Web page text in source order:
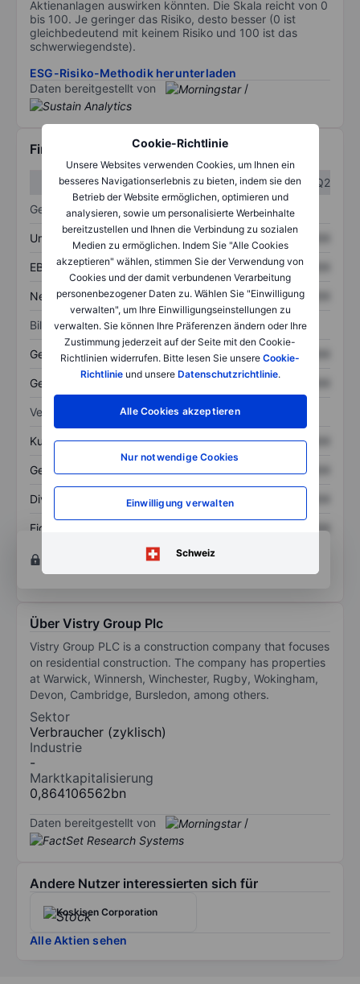
Cookie-Richtlinie
Unsere Websites verwenden Cookies, um Ihnen ein
besseres Navigationserlebnis zu bieten, indem sie den
Betrieb der Website ermöglichen, optimieren und
analysieren, sowie um personalisierte Werbeinhalte
bereitzustellen und Ihnen die Verbindung zu sozialen
Medien zu ermöglichen. Indem Sie "Alle Cookies
akzeptieren" wählen, stimmen Sie der Verwendung von
Cookies und der damit verbundenen Verarbeitung
personenbezogener Daten zu. Wählen Sie "Einwilligung
verwalten", um Ihre Einwilligungseinstellungen zu
verwalten. Sie können Ihre Präferenzen ändern oder Ihre
Zustimmung jederzeit auf der Seite mit den Cookie-
Richtlinien widerrufen. Bitte lesen Sie unsere Cookie-
Richtlinieund unsere Datenschutzrichtlinie.
Alle Cookies akzeptieren
Nur notwendige Cookies
Einwilligung verwalten
Schweiz
Aktienanlagen auswirken könnten. Die Skala reicht von 0
bis 100. Je geringer das Risiko, desto besser (0 ist
gleichbedeutend mit keinem Risiko und 100 ist das
schwerwiegendste).
ESG-Risiko-Methodik herunterladen
Daten bereitgestellt von
/
Finanzdaten
Q1
Q2
Gewinn- und Verlustrechnung
Umsatz XXXXXXX
EBITDA XXXXXXX XXXXXXX
Nettoeinkommen XXXXXXX XXXXXXX
Bilanz
Gesamtvermögen XXXXXXX XXXXXXX
Gesamtschulden XXXXXXX
Verhältnisse
Kurs/Umsatz XXXXXXX XXXXXXX
Gewinn je Aktie XXXXXXX
Dividende je Aktie XXXXXXX
Eigenkapitalrendite
XXXXXXX
um Zugriff auf mehr Diagramm-
Über Vistry Group Plc
Vistry Group PLC is a construction company that focuses
on residential construction. The company has properties
at Warwick, Winnersh, Winchester, Rugby, Wokingham,
Devon, Cambridge, Bursledon, among others.
Sektor
Verbraucher (zyklisch)
Industrie
-
Marktkapitalisierung
0,864106562bn
Daten bereitgestellt von /
Andere Nutzer interessierten sich für
Koskisen Corporation
Alle Aktien sehen